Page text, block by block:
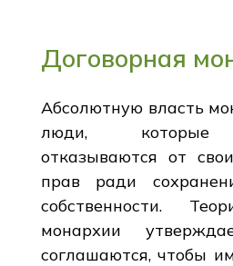
Договорная
Абсолютную власть
люди, которые
отказываются от
прав ради
собственности.
монархии
соглашаются, чтобы